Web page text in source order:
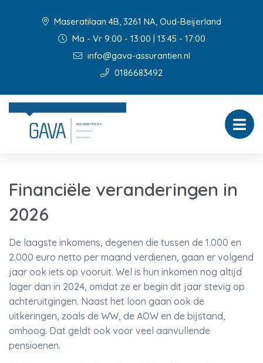
Maseratilaan 4B, 3261 NA, Oud-Beijerland
Ma - Vr 9:00 - 13:00 | 13:45 - 17:00
info@gava-assurantien.nl
0186683492
Financiële veranderingen in
2026
De laagste inkomens, degenen die tussen de 1.000 en
2.000 euro netto per maand verdienen, gaan er volgend
jaar ook iets op vooruit. Wel is hun inkomen nog altijd
lager dan in 2024, omdat ze er begin dit jaar stevig op
achteruitgingen. Naast het loon gaan ook de
uitkeringen, zoals de WW, de AOW en de bijstand,
omhoog. Dat geldt ook voor veel aanvullende
pensioenen.